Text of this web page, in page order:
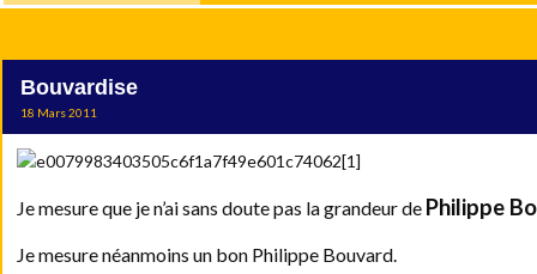
Bouvardise
18 Mars 2011
Je mesure que je n’ai sans doute pas la grandeur de Philippe
Je mesure néanmoins un bon Philippe Bouvard.